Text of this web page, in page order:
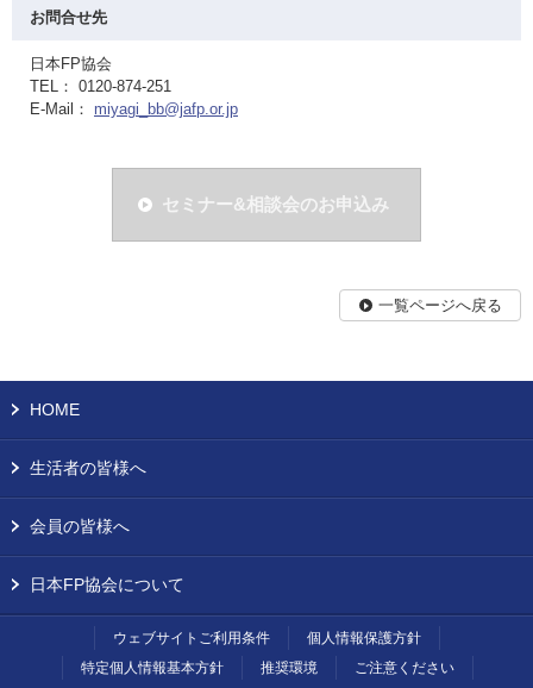
お問合せ先
日本FP協会
TEL： 0120-874-251
E-Mail： miyagi_bb@jafp.or.jp
セミナー&相談会のお申込み
一覧ページへ戻る
HOME
生活者の皆様へ
会員の皆様へ
日本FP協会について
ウェブサイトご利用条件
個人情報保護方針
特定個人情報基本方針
推奨環境 ご注意ください